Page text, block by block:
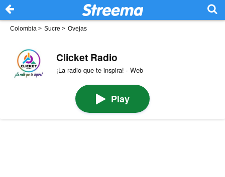
Colombia > Sucre > Ovejas
Clicket Radio
¡La radio que te inspira! · Web
Play